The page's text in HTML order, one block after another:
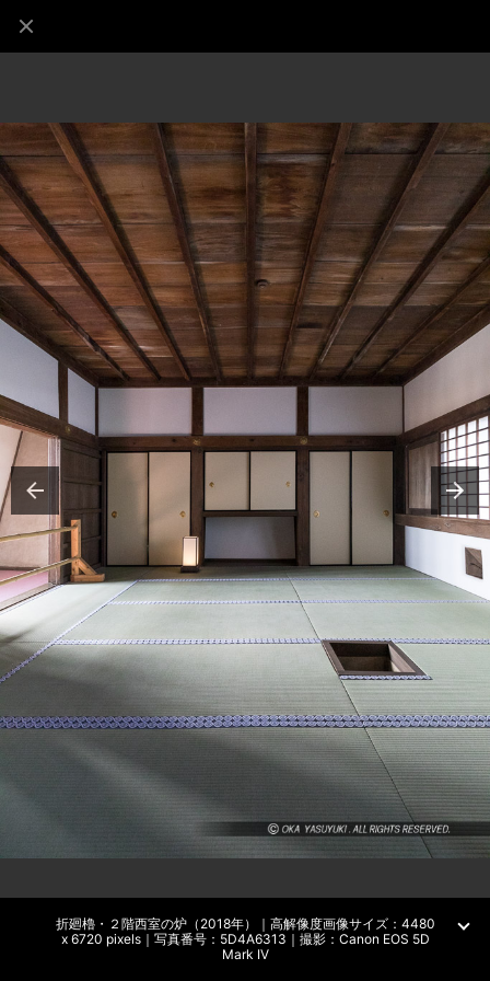
折廻櫓・２階西室の炉（2018年）｜高解像度画像サイズ：4480
x 6720 pixels｜写真番号：5D4A6313｜撮影：Canon EOS 5D
Mark IV